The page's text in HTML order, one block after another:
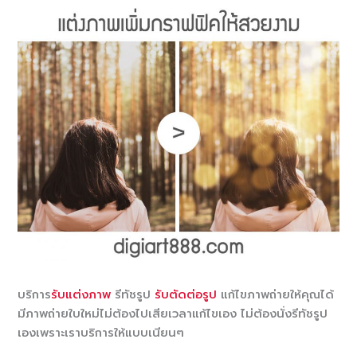
บริการรับแต่งภาพ รีทัชรูป รับตัดต่อรูป แก้ไขภาพถ่ายให้คุณได้
มีภาพถ่ายใบใหม่ไม่ต้องไปเสียเวลาแก้ไขเอง ไม่ต้องนั่งรีทัชรูป
เองเพราะเราบริการให้แบบเนียนๆ